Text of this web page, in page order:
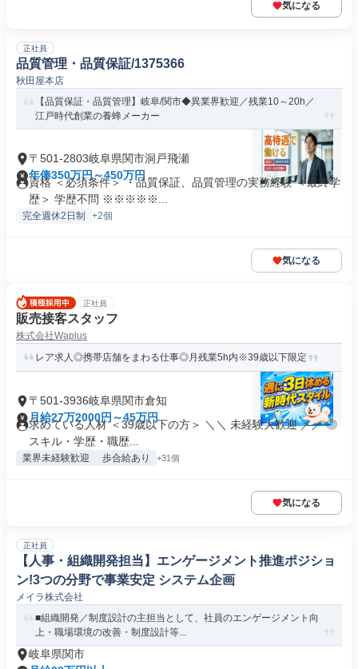
気になる
正社員
品質管理・品質保証/1375366
秋田屋本店
【品質保証・品質管理】岐阜/関市◆異業界歓迎／残業10～20h／
江戸時代創業の養蜂メーカー
〒501-2803岐阜県関市洞戸飛瀬
年俸350万円～450万円
資格 ＜必須条件＞ ・品質保証、品質管理の実務経験 ＜最終学
歴＞ 学歴不問 ※※※※※...
完全週休2日制 +2個
気になる
正社員
販売接客スタッフ
株式会社Waplus
レア求人◎携帯店舗をまわる仕事◎月残業5h内※39歳以下限定
〒501-3936岐阜県関市倉知
月給27万2000円～45万円
求めている人材 ＜39歳以下の方＞ ＼＼ 未経験大歓迎 ／／ ◎
スキル・学歴・職歴...
業界未経験歓迎 歩合給あり +31個
気になる
正社員
【人事・組織開発担当】エンゲージメント推進ポジショ
ン!3つの分野で事業安定 システム企画
メイラ株式会社
■組織開発／制度設計の主担当として、社員のエンゲージメント向
上・職場環境の改善・制度設計等...
岐阜県関市